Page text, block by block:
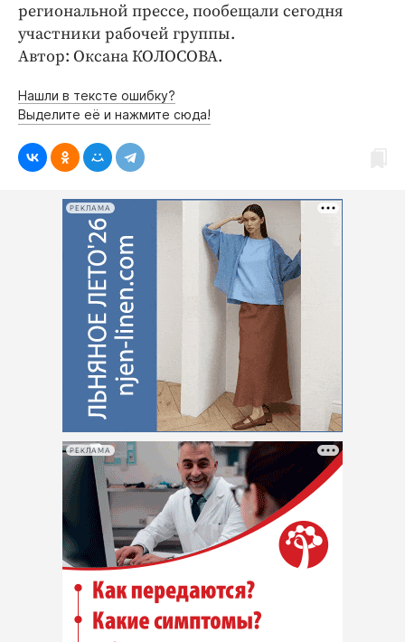
региональной прессе, пообещали сегодня
участники рабочей группы.
Автор: Оксана КОЛОСОВА.
Нашли в тексте ошибку?
Выделите её и нажмите сюда!
РЕКЛАМА
РЕКЛАМА